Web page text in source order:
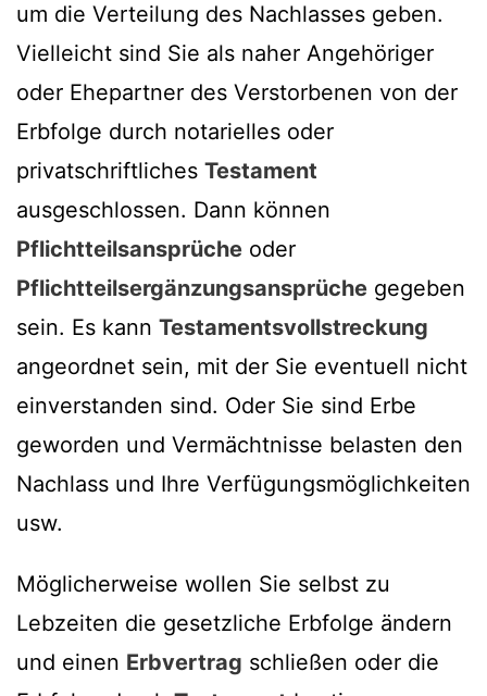
um die Verteilung des Nachlasses geben.
Vielleicht sind Sie als naher Angehöriger
oder Ehepartner des Verstorbenen von der
Erbfolge durch notarielles oder
privatschriftliches Testament
ausgeschlossen. Dann können
Pflichtteilsansprüche oder
Pflichtteilsergänzungsansprüche gegeben
sein. Es kann Testamentsvollstreckung
angeordnet sein, mit der Sie eventuell nicht
einverstanden sind. Oder Sie sind Erbe
geworden und Vermächtnisse belasten den
Nachlass und Ihre Verfügungsmöglichkeiten
usw.
Möglicherweise wollen Sie selbst zu
Lebzeiten die gesetzliche Erbfolge ändern
und einen Erbvertrag schließen oder die